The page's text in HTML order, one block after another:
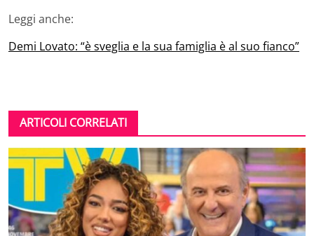
Leggi anche:
Demi Lovato: “è sveglia e la sua famiglia è al suo fianco”
ARTICOLI CORRELATI